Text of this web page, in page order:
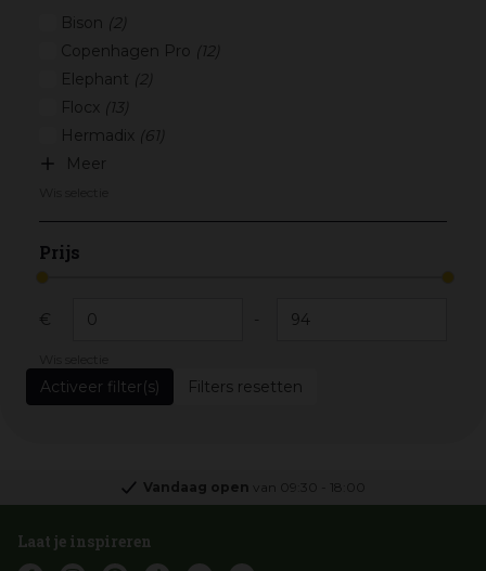
Bison (2)
Copenhagen Pro (12)
Elephant (2)
Flocx (13)
Hermadix (61)
Meer
Prijs
€ -
Filters resetten
Vandaag open van 09:30 18:00
Laat je inspireren